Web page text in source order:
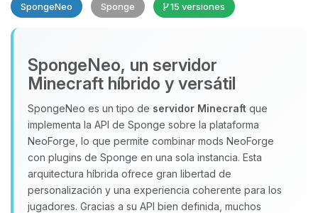
SpongeNeo Sponge 15 versiones
SpongeNeo, un servidor
Minecraft híbrido y versátil
SpongeNeo es un tipo de servidor Minecraft que
implementa la API de Sponge sobre la plataforma
NeoForge, lo que permite combinar mods NeoForge
con plugins de Sponge en una sola instancia. Esta
arquitectura híbrida ofrece gran libertad de
personalización y una experiencia coherente para los
jugadores. Gracias a su API bien definida, muchos
Yupi, por fin alguien con quien
hablar! Soy Choupy, tu pequeno
asistente de BoxToPlay. Cuentame
que necesitas y moveré mis
pequenos circuitos para ayudarte.